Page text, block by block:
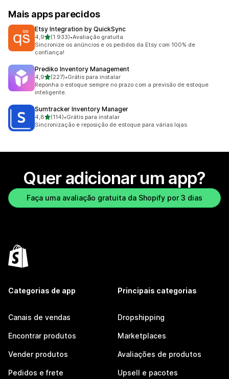
Mais apps parecidos
Etsy Integration by QuickSync
4,9de 5 estrelas
(1.933)
1933 avaliações ao todo
•Avaliação gratuita
Sincronize os anúncios e os pedidos da Etsy com 100% de
confiança!
Prediko Inventory Management
4,9de 5 estrelas
(227)
227 avaliações ao todo
•Grátis para instalar
Reponha o estoque sempre no prazo com a previsão de estoque
inteligente.
Sumtracker Inventory Manager
4,8de 5 estrelas
(114)
114 avaliações ao todo
•Grátis para instalar
Sincronização e reposição de estoque para várias lojas
Quer adicionar um app?
Faça uma avaliação gratuita da Shopify por 3 dias
Categorias de app
Canais de vendas
Encontrar produtos
Vender produtos
Pedidos e frete
Principais categorias
Dropshipping
Marketplaces
Avaliações de produtos
Upsell e pacotes